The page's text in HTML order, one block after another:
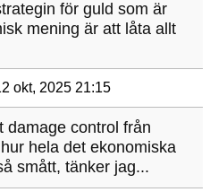
för guld som är
mening är att låta allt
okt, 2025 21:15
damage control från
hela det ekonomiska
smått, tänker jag...